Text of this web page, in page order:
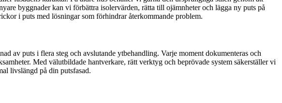
byggnader kan vi förbättra isolervärden, rätta till ojämnheter och lägga ny puts på
i puts med lösningar som förhindrar återkommande problem.
av puts i flera steg och avslutande ytbehandling. Varje moment dokumenteras och
Med välutbildade hantverkare, rätt verktyg och beprövade system säkerställer vi
livslängd på din putsfasad.